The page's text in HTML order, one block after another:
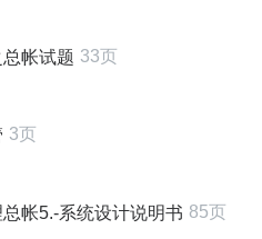
帐试题 33页
3页
帐5.-系统设计说明书 85页